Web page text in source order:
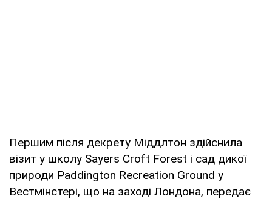
Першим після декрету Міддлтон здійснила
візит у школу Sayers Croft Forest і сад дикої
природи Paddington Recreation Ground у
Вестмінстері, що на заході Лондона, передає